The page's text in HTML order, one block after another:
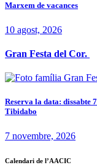
Marxem de vacances
10 agost, 2026
Gran Festa del Cor.
Reserva la data: dissabte
Tibidabo
7 novembre, 2026
Calendari de l’AACIC